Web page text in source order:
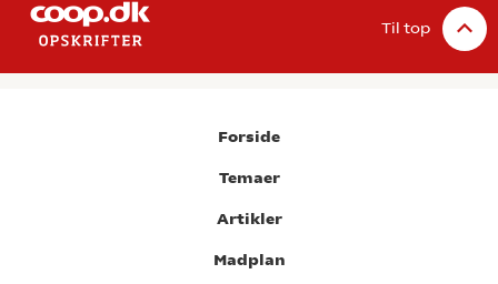
Til top
Forside
Temaer
Artikler
Madplan